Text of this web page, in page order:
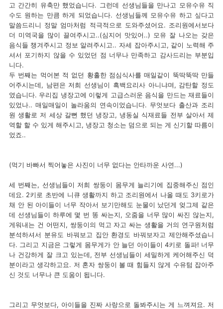
고 간간히 유축만 했었습니다. 그런데 선생님들을 만나고 모유수유 직
수도 원하는 만큼 하게 되었습니다. 선생님들께 모유수유 하고 싶다고
말씀드리니 정말 엄마처럼 적극적으로 도와주셨어요. 조리원에서보다
더 미역국을 많이 끌여주시고..(심지어 맛있어..) 모유 잘 나오는 갖은
음식들 챙겨주시고 정보 알려주시고.. 자세 잡아주시고, 같이 노력해 주
셔서 포기하지 않을 수 있었던 점 너무나 만족하고 감사드리는 부분입
니다.
두 번째는 먹어본 적 없던 황홀한 점심식사를 매일같이 뚝딱뚝딱 만들
어주시는데, 남편은 저희 선생님이 흑백요리사 아니냐며, 감탄할 정도
였습니다. 우리집 냉장고에 이렇게 고급스러운 음식을 만드는 재료들이
있었나.. 매일매일이 놀라움의 연속이었습니다. 무엇보다 출산과 조리
원 생활로 저 세상 갈뻔 했던 냉장고, 냉동실 식재료들 전부 살아서 제
역할 할 수 있게 해주시고, 냉장고 청소는 덤으로 되는 게 신기할 따름이
었죠..
(먹기 바빠서 찍어놓은 사진이 너무 없다는 안타까운 사연...)
세 번째는, 선생님들이 저희 쌍둥이 몸무게 늘리기에 집중해주신 점인
데요. 2키로 초반에 니큐 생활까지 하고 조리원에서 나올 때도 3키로가
채 안 된 아이들이 너무 작아서 보기만해도 눈물이 났던게 엊그제 같은
데 선생님들이 하루에 몇 번 똥 싸는지, 오줌을 너무 많이 싸진 않는지,
게워내는 건 어떤지, 쌍둥이의 먹고 자고 싸는 생활을 거의 연구원처럼
분석하셔서 분유도 바꿔보고 집안 환경도 바꿔보자고 제안해주셨습니
다. 그리고 지금은 그렇게 몸무게가 안 늘던 아이들이 4키로 돌파! 너무
나 건강하게 잘 크고 있는데, 전부 선생님들이 세밀하게 케어해주신 덕
분이라고 생각하고요. 저 혼자 쌍둥이 볼 때 힘들지 않게 수유텀 잡아주
신 것도 너무나 큰 도움이 됩니다.
그리고 무엇보다, 아이들을 진짜 사랑으로 돌봐주시는 게 느껴져요. 저